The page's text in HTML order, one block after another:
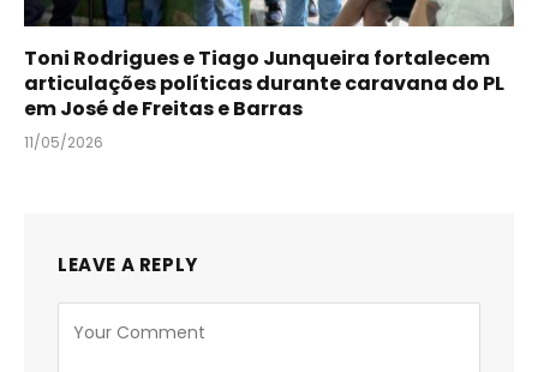
Toni Rodrigues e Tiago Junqueira fortalecem
articulações políticas durante caravana do PL
em José de Freitas e Barras
11/05/2026
LEAVE A REPLY